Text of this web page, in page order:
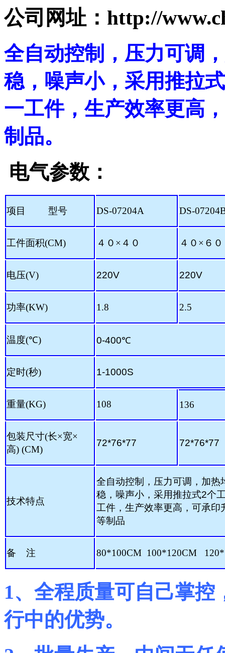
公司网址：http://
全自动控制，压力可调
稳，噪声小，采用推拉
一工件，生产效率更高
制品。
电气参数：
项目 型号 DS-07204A DS-
工件面积(CM) ４０ × ４０ ４０ × ６０
电压(V) 220V 220V
功率(KW) 1.8 2.5
温度(℃) 0-400℃
定时(秒) 1-1000S
重量(KG) 108 136
包装尺寸(长×宽×
高) (CM)
72*76*77 72*76*77
技术特点
全自动控制，压力可调，加热
稳，噪声小，采用推拉式2个
工件，生产效率更高，可承
等制品
备 注 80*100CM 100*120CM
1、 全程质量可自己掌控
行中的优势。